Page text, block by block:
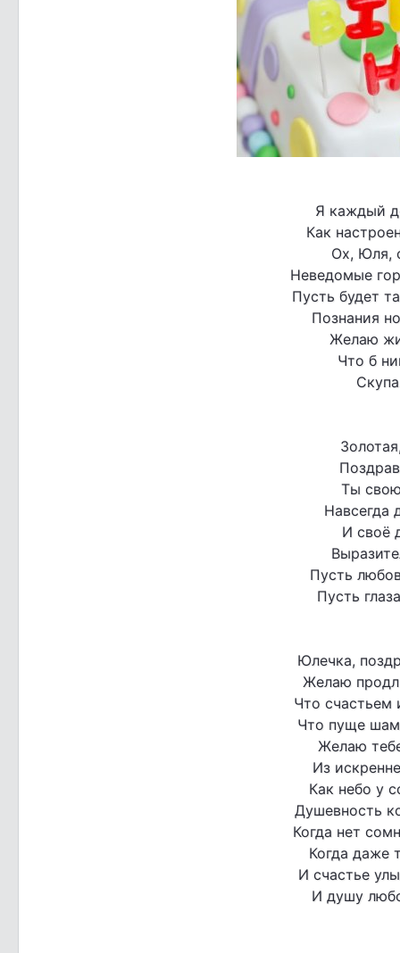
Я каждый
Как
Ох, Юля,
Неведомые
Пусть будет
Познания
Желаю
Что б
Ты
Навсегда
И своё
Пусть
Пусть
Юлечка,
Желаю
Что счастьем
Что пуще
Желаю
Из
Как небо у
Душевность
Когда нет
Когда даже
И счастье
И душу